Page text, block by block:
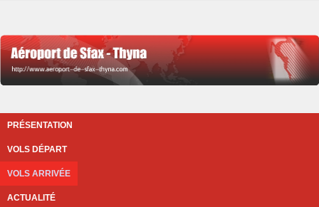
PRÉSENTATION
VOLS DÉPART
VOLS ARRIVÉE
ACTUALITÉ